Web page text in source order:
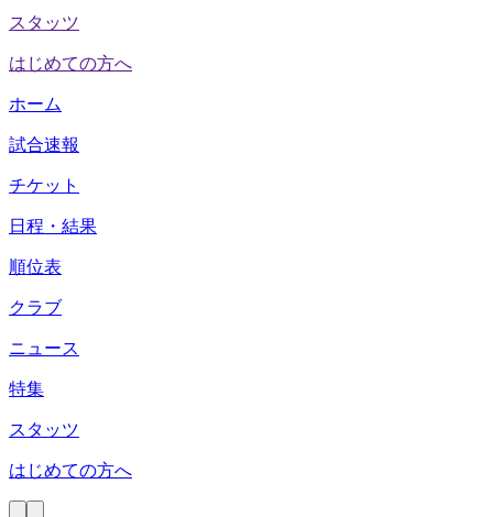
スタッツ
はじめての方へ
ホーム
試合速報
チケット
日程・結果
順位表
クラブ
ニュース
特集
スタッツ
はじめての方へ